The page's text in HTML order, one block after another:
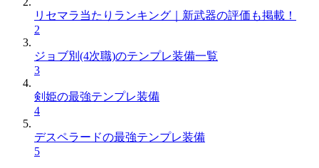
リセマラ当たりランキング｜新武器の評価も掲載！
2
ジョブ別(4次職)のテンプレ装備一覧
3
剣姫の最強テンプレ装備
4
デスペラードの最強テンプレ装備
5